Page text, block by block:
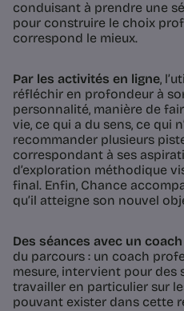
conduisant à prendre une
pour construire le choix
correspond le mieux.
Par les activités en ligne,
réfléchir en profondeur à
personnalité, manière de
vie, ce qui a du sens, ce qui
recommander plusieurs
correspondant à ses
d’exploration méthodique
final. Enfin, Chance
qu’il atteigne son nouvel
Des séances avec un coach
du parcours : un coach
mesure, intervient pour des
travailler en particulier sur
pouvant exister dans cette